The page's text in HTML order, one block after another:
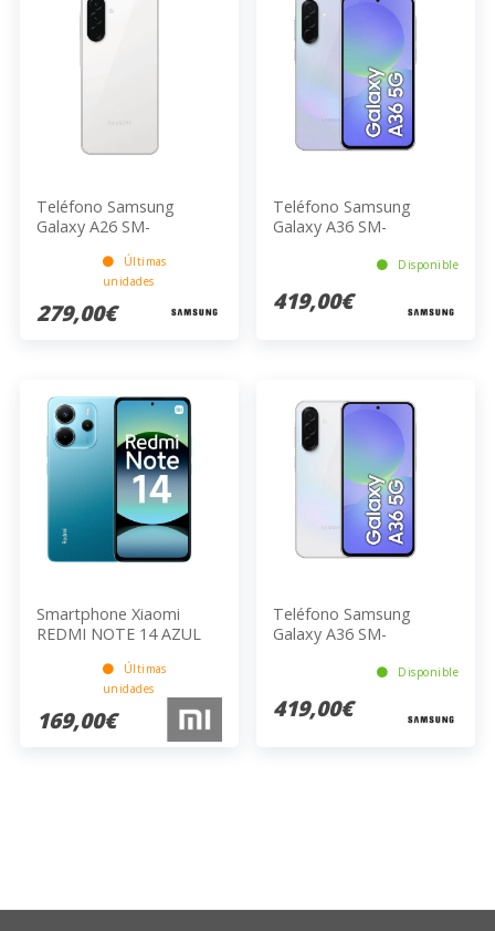
Teléfono Samsung
Galaxy A26 SM-
Últimas
unidades
279,00€
Teléfono Samsung
Galaxy A36 SM-
Disponible
419,00€
Smartphone Xiaomi
REDMI NOTE 14 AZUL
Últimas
unidades
169,00€
Teléfono Samsung
Galaxy A36 SM-
Disponible
419,00€